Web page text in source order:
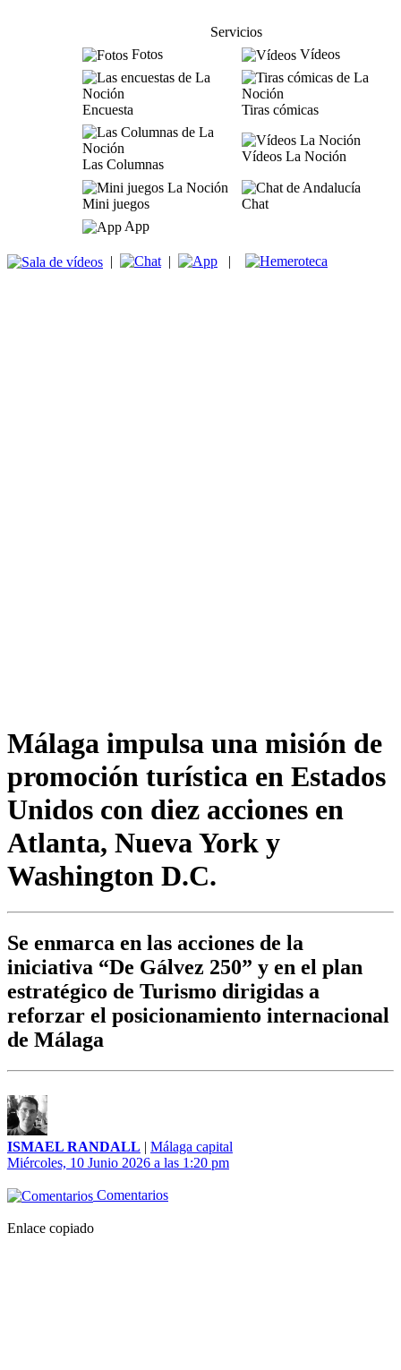
Servicios
Fotos
Vídeos
Encuesta Tiras cómicas
Las Columnas
Vídeos La Noción
Mini juegos
Chat
App
| | |
Málaga impulsa una misión de
promoción turística en Estados
Unidos con diez acciones en
Atlanta, Nueva York y
Washington D.C.
Se enmarca en las acciones de la
iniciativa “De Gálvez 250” y en el plan
estratégico de Turismo dirigidas a
reforzar el posicionamiento internacional
de Málaga
ISMAEL RANDALL | Málaga capital
Miércoles, 10 Junio 2026 a las 1:20 pm
Comentarios
Enlace copiado